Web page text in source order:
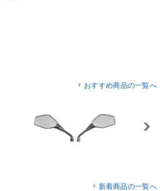
おすすめ商品の一覧へ
Next
新着商品の一覧へ